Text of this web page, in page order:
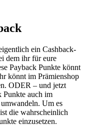
ein Cashback-
dem ihr für eure
Payback Punkte könnt
könnt im Prämienshop
ODER – und jetzt
Punkte auch im
Um es
die wahrscheinlich
einzusetzen.